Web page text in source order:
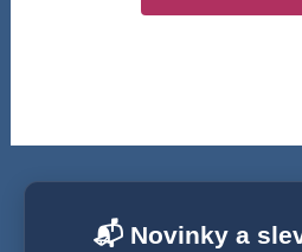
📬 Novinky a